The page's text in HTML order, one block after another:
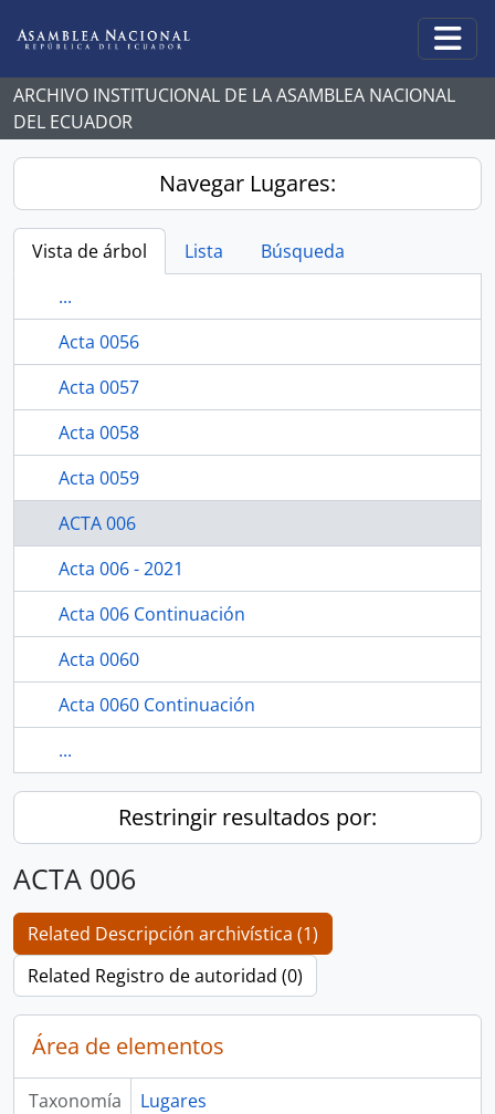
ARCHIVO INSTITUCIONAL DE LA ASAMBLEA NACIONAL
DEL ECUADOR
Navegar Lugares:
Vista de árbol Lista
Búsqueda
...
Acta 0056
Acta 0057
Acta 0058
Acta 0059
ACTA 006
Acta 006 - 2021
Acta 006 Continuación
Acta 0060
Acta 0060 Continuación
...
Restringir resultados por:
ACTA 006
Related Descripción archivística (1)
Related Registro de autoridad (0)
Área de elementos
Taxonomía Lugares